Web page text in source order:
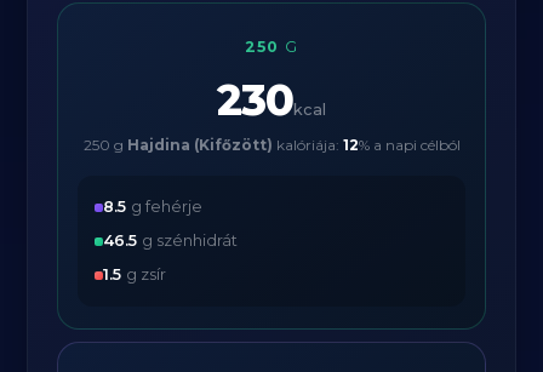
250 G
230kcal
250 g Hajdina (Kifőzött) kalóriája: 12% a napi célból
8.5 g fehérje
46.5 g szénhidrát
1.5 g zsír